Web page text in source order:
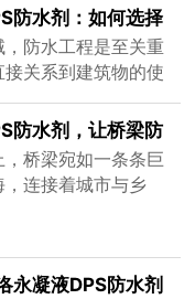
付后渗出恼人的水
洞，成本不可控，
不仅是经济损失，
心头的巨石。当传统
01渗漏之痛：行......
防水剂：如何选择
防水工程是至关重
关系到建筑物的使
生活质量。科洛永
为一种性能卓越的
其独特的渗透结晶技
果，在市场上备受
的材料也需要专业
防水剂，让桥梁防
桥梁宛如一条条巨
连接着城市与乡
证着时代的发展与
在长期的使用过程
永凝液DPS防水剂